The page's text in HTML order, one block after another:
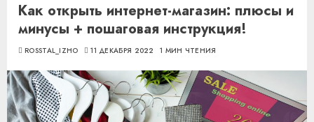
Как открыть интернет-магазин: плюсы и
минусы + пошаговая инструкция!
ROSSTAL_IZHO 11 ДЕКАБРЯ 2022 1 МИН ЧТЕНИЯ